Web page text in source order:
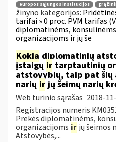
europos sąjungos institucijos
žinyno kategorijos:
tarifai » 0 proc. PVM tarifas
diplomatinėms,
organizacijoms ir jų še
Kokia diplomatinių
įstaigų ir tarptautinių
atstovybių, taip pat
narių irjų šeimų narių
Web turinio sąrašas 2018-
Registracijos numeris
Prekės diplomatinėms,
organizacijoms ir jų šeimos
Atstovybės,...